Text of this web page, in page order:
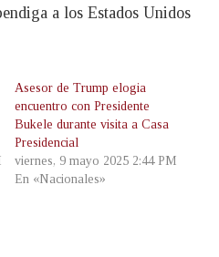
a los Estados Unidos
Asesor de Trump elogia
encuentro con Presidente
Bukele durante visita a Casa
Presidencial
viernes, 9 mayo 2025 2:44 PM
En «Nacionales»